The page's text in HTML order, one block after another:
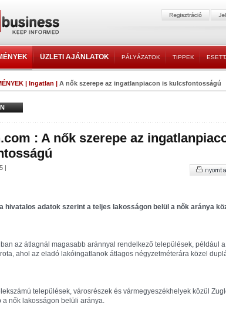
ÜZLETI AJÁNLATOK PÁLYÁZATOK TIPPEK
| Ingatlan | A nők szerepe az ingatlanpiacon is kulcsfontosságú
: A nők szerepe az
|
hivatalos adatok szerint a teljes lakosságon belül a nők aránya
az átlagnál magasabb aránnyal rendelkező települések, például
ahol az eladó lakóingatlanok átlagos négyzetméterára közel
települések, városrészek és vármegyeszékhelyek közül
a nők lakosságon belüli aránya.